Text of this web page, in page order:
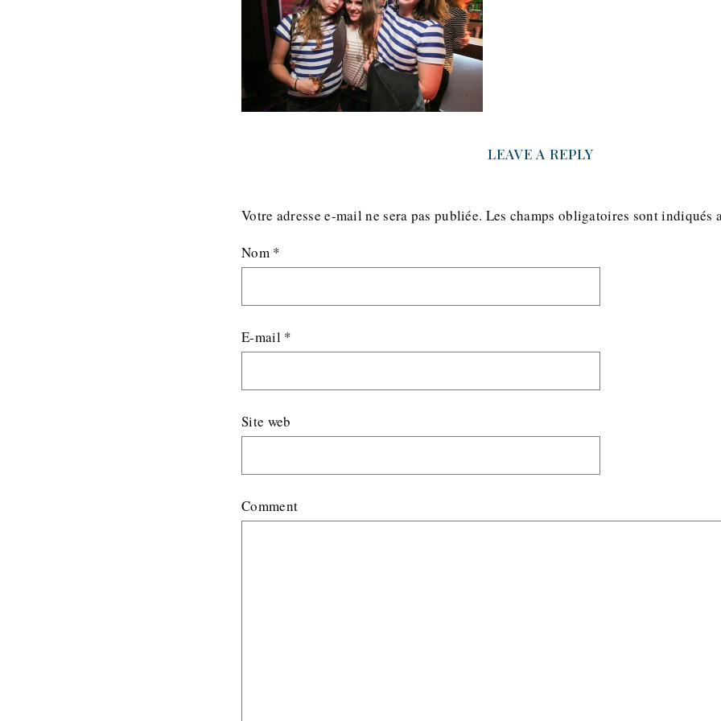
LEAVE A REPLY
Votre adresse e-mail ne sera pas publiée. Les champs obligatoires sont indiqués
Nom *
E-mail *
Site web
Comment